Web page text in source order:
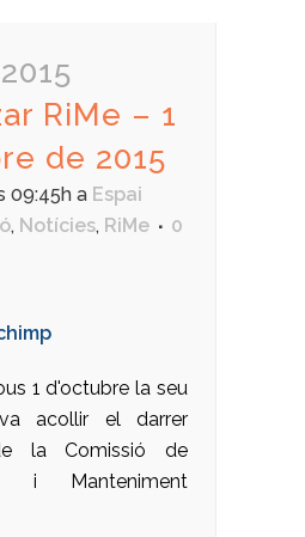
RiMe – 1
de 2015
09:45h a Espai
, Notícies, RiMe
0
1 d'octubre la seu
acollir el darrer
la Comissió de
i Manteniment